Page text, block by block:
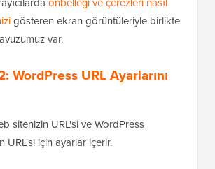
gösteren ekran görüntüleriyle birlikte
var.
WordPress URL Ayarlarını
sitenizin URL'si ve WordPress
URL'si için ayarlar içerir.